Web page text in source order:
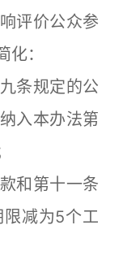
评价公众参
：
条规定的公
入本办法第
和第十一条
减为5个工